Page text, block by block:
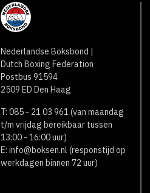
Nederlandse Boksbond |
Dutch Boxing Federation
Postbus 91594
2509 ED Den Haag
T: 085 - 21 03 961 (van maandag
t/m vrijdag bereikbaar tussen
13:00 - 16:00 uur)
E: info@boksen.nl (responstijd op
werkdagen binnen 72 uur)